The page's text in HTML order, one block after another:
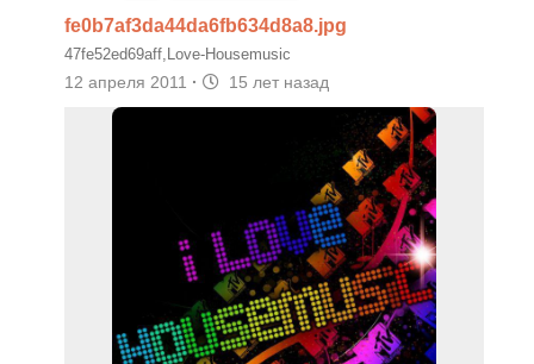
fe0b7af3da44da6fb634d8a8.jpg
47fe52ed69aff,Love-Housemusic
12 апреля 2011 · 15 лет назад